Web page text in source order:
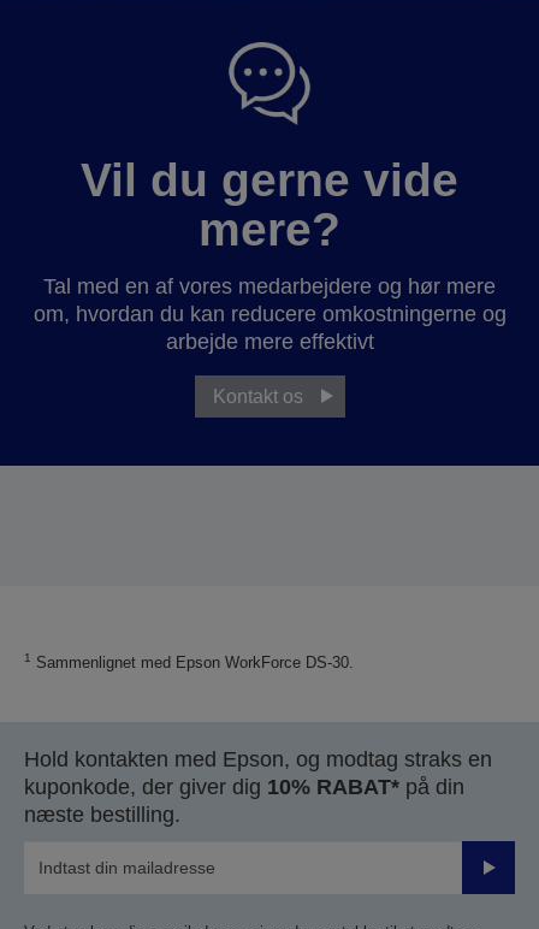
Vil du gerne vide
mere?
Tal med en af vores medarbejdere og hør mere
om, hvordan du kan reducere omkostningerne og
arbejde mere effektivt
Kontakt os
1 Sammenlignet med Epson WorkForce DS-30.
Hold kontakten med Epson, og modtag straks en
kuponkode, der giver dig 10% RABAT* på din
næste bestilling.
Send